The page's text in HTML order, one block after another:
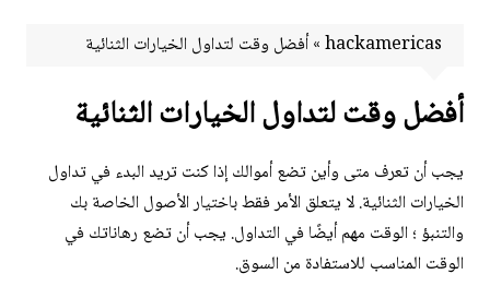
hackamericas
»أفضل وقت لتداول الخيارات الثنائية
أفضل وقت لتداول الخيارات الثنائية
يجب أن تعرف متى وأين تضع أموالك إذا كنت تريد البدء في تداول
الخيارات الثنائية. لا يتعلق الأمر فقط باختيار الأصول الخاصة بك
والتنبؤ ؛ الوقت مهم أيضًا في التداول. يجب أن تضع رهاناتك في
الوقت المناسب للاستفادة من السوق.